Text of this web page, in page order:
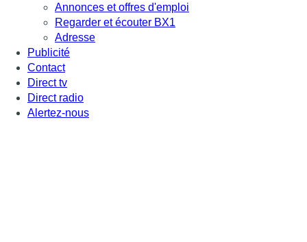
Annonces et offres d'emploi
Regarder et écouter BX1
Adresse
Publicité
Contact
Direct tv
Direct radio
Alertez-nous